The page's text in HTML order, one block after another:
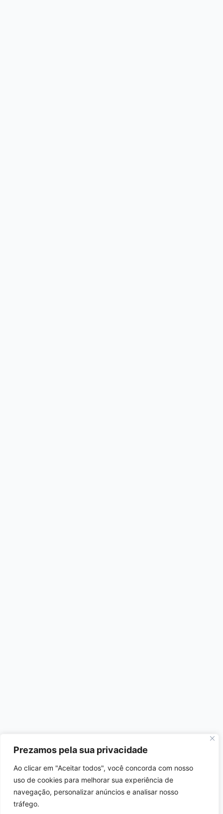
Prezamos pela sua privacidade
Ao clicar em "Aceitar todos", você concorda com nosso
uso de cookies para melhorar sua experiência de
navegação, personalizar anúncios e analisar nosso
tráfego.